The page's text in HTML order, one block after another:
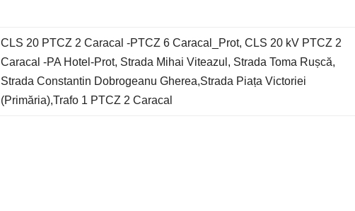
CLS 20 PTCZ 2 Caracal -PTCZ 6 Caracal_Prot, CLS 20 kV PTCZ 2
Caracal -PA Hotel-Prot, Strada Mihai Viteazul, Strada Toma Rușcă,
Strada Constantin Dobrogeanu Gherea,Strada Piața Victoriei
(Primăria),Trafo 1 PTCZ 2 Caracal